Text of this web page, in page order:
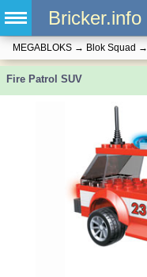
Bricker.info
MEGABLOKS → Blok Squad →
Fire Patrol SUV